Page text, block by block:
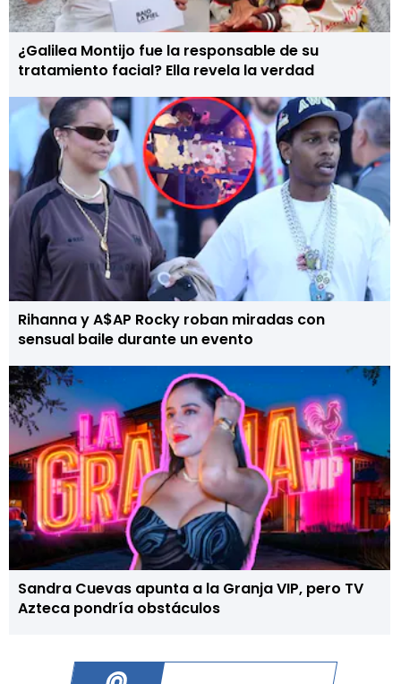
¿Galilea Montijo fue la responsable de su
tratamiento facial? Ella revela la verdad
Rihanna y A$AP Rocky roban miradas con
sensual baile durante un evento
Sandra Cuevas apunta a la Granja VIP, pero TV
Azteca pondría obstáculos